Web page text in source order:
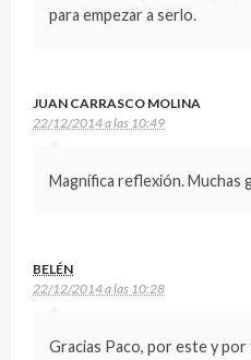
para empezar a serlo.
JUAN CARRASCO MOLINA
22/12/2014 a las 10:49
Magnífica reflexión. Muchas
BELÉN
22/12/2014 a las 10:28
Gracias Paco, por este y